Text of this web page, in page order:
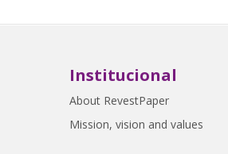
Institucional
About RevestPaper
Mission, vision and values